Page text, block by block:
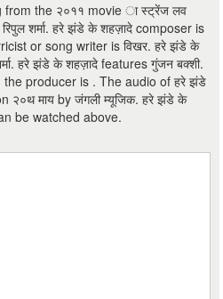
from the २०११ movie ा स्ट्रेंज लव
शर्मा. हरे झंडे के शहज़ादे composer is
or song writer is विखर. हरे झंडे के
हरे झंडे के शहज़ादे features गुंजन बक्शी.
producer is . The audio of हरे झंडे
२०थ माय by जंगली म्यूजिक. हरे झंडे के
be watched above.